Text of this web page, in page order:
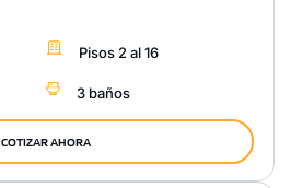
Pisos 2 al 16
3 baños
COTIZAR AHORA